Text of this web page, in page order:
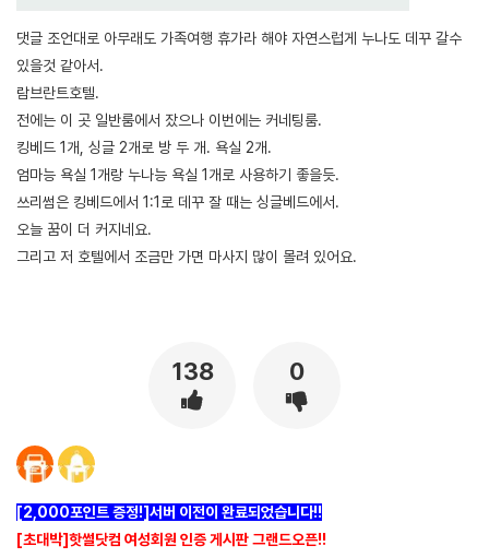
댓글 조언대로 아무래도 가족여행 휴가라 해야 자연스럽게 누나도 데꾸 갈수
있을것 같아서.
람브란트호텔.
전에는 이 곳 일반룸에서 잤으나 이번에는 커네팅룸.
킹베드 1개, 싱글 2개로 방 두 개. 욕실 2개.
엄마능 욕실 1개랑 누나능 욕실 1개로 사용하기 좋을듯.
쓰리썸은 킹베드에서 1:1로 데꾸 잘 때는 싱글베드에서.
오늘 꿈이 더 커지네요.
그리고 저 호텔에서 조금만 가면 마사지 많이 몰려 있어요.
138 0
[2,000포인트 증정!]서버 이전이 완료되었습니다!!
[초대박]핫썰닷컴 여성회원 인증 게시판 그랜드오픈!!